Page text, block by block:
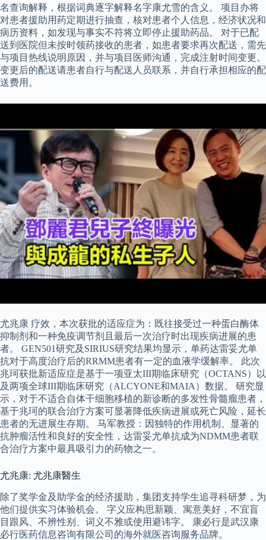
名查询解释，根据词典逐字解释名字康尤雪的含义。 项目办将
对患者援助用药定期进行抽查，核对患者个人信息，经济状况和
病历资料，如发现与事实不符将立即停止援助药品。 对于已配
送到医院但未按时领药接收的患者，如患者要求再次配送，需先
与项目热线说明原因，并与项目医师沟通，完成注射时间变更。
变更后的配送请患者自行与配送人员联系，并自行承担相应的配
送费用。
尤兆康 疗效，本次获批的适应症为：既往接受过一种蛋白酶体
抑制剂和一种免疫调节剂且最后一次治疗时出现疾病进展的患
者。 GEN501研究及SIRIUS研究结果均显示，单药达雷妥尤单
抗对于高度治疗后的RRMM患者有一定的血液学缓解率。 此次
兆珂获批新适应症是基于一项亚太III期临床研究（OCTANS）以
及两项全球III期临床研究（ALCYONE和MAIA）数据。 研究显
示，对于不适合自体干细胞移植的新诊断的多发性骨髓瘤患者，
基于兆珂的联合治疗方案可显著降低疾病进展或死亡风险，延长
患者的无进展生存期。 马军教授：因独特的作用机制、显著的
抗肿瘤活性和良好的安全性，达雷妥尤单抗成为NDMM患者联
合治疗方案中最具吸引力的药物之一。
尤兆康: 尤兆康醫生
除了奖学金及助学金的经济援助，集团支持学生追寻科研梦，为
他们提供实习体验机会。 字义应构思新颖、寓意美好，不宜盲
目跟风、不辨性别、词义不雅或使用避讳字。 康必行是武汉康
必行医药信息咨询有限公司的海外就医咨询服务品牌。